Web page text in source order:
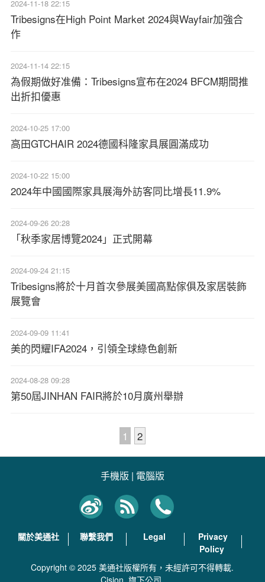
2024-11-18 22:15
Tribesigns在High Point Market 2024與Wayfair加強合
作
2024-11-14 22:15
為假期做好准備：Tribesigns宣布在2024 BFCM期間推
出折扣優惠
2024-10-25 17:00
高田GTCHAIR 2024德國科隆家具展圓滿成功
2024-10-22 15:00
2024年中國國際家具展海外訪客同比增長11.9%
2024-09-26 20:28
「秋季家居博覽2024」正式開幕
2024-09-24 21:15
Tribesigns將於十月首次參展美國高點傢俱及家居裝飾
展覽會
2024-09-09 11:41
美的閃耀IFA2024，引領全球綠色創新
2024-08-28 09:28
第50屆JINHAN FAIR將於10月廣州舉辦
1 2
手機版 | 電腦版
關於美通社 聯繫我們 Legal
Privacy
Policy
Copyright © 2025 美通社版權所有，未經許可不得轉載.
Cision 旗下公司.